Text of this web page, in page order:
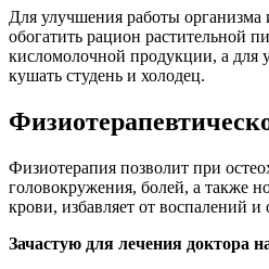
Для улучшения работы организма
обогатить рацион растительной
кисломолочной продукции, а для
кушать студень и холодец.
Физиотерапия позволит при
головокружения, болей, а также
крови, избавляет от воспалений и
Зачастую для лечения доктора